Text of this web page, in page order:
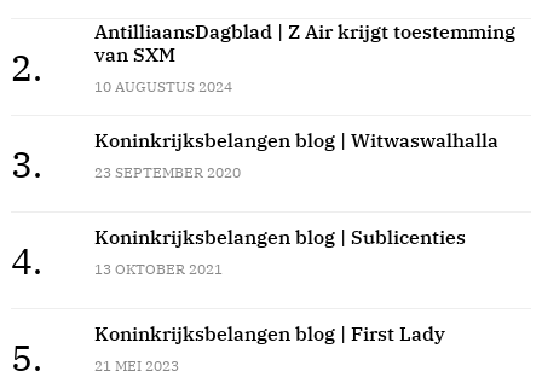
2.
AntilliaansDagblad | Z Air krijgt toestemming
van SXM
10 AUGUSTUS 2024
3.
Koninkrijksbelangen blog | Witwaswalhalla
23 SEPTEMBER 2020
4.
Koninkrijksbelangen blog | Sublicenties
13 OKTOBER 2021
5.
Koninkrijksbelangen blog | First Lady
21 MEI 2023